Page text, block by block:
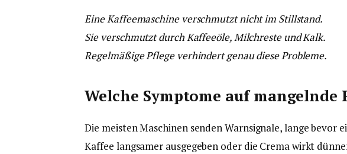
Eine Kaffeemaschine verschmutzt nicht im Stillstand.
Sie verschmutzt durch Kaffeeöle, Milchreste und Kalk.
Regelmäßige Pflege verhindert genau diese Probleme.
Welche Symptome auf mangelnde
Die meisten Maschinen senden Warnsignale, lange bevor
Kaffee langsamer ausgegeben oder die Crema wirkt